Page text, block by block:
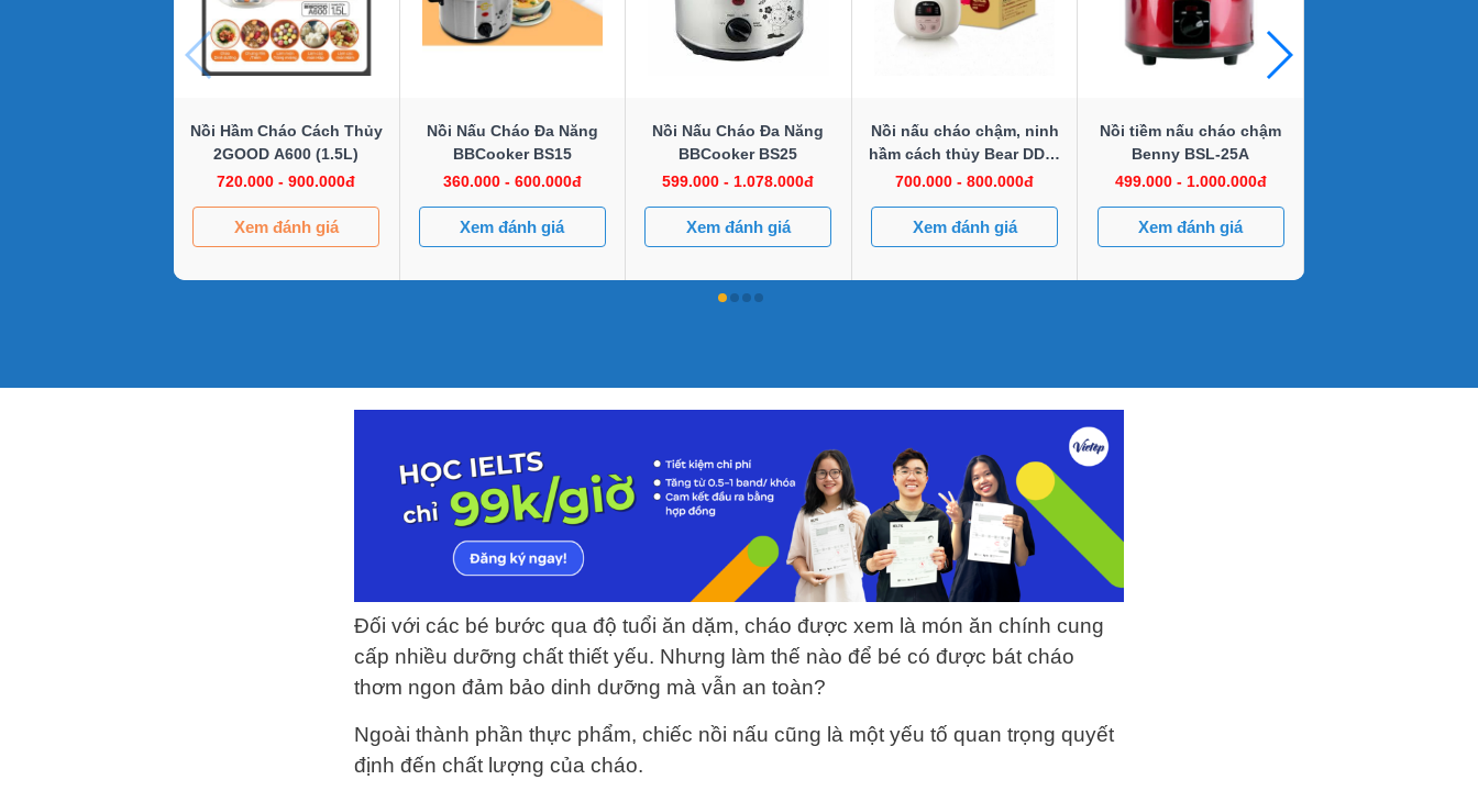
Nồi Hầm Cháo Cách Thủy
2GOOD A600 (1.5L)
720.000 - 900.000đ
Xem đánh giá
Nồi Nấu Cháo Đa Năng
BBCooker BS15
360.000 - 600.000đ
Xem đánh giá
Nồi Nấu Cháo Đa Năng
BBCooker BS25
599.000 - 1.078.000đ
Xem đánh giá
Nồi nấu cháo chậm, ninh
hầm cách thủy Bear DDZ-
B08C1
700.000 - 800.000đ
Xem đánh giá
Nồi tiềm nấu cháo chậm
Benny BSL-25A
499.000 - 1.000.000đ
Xem đánh giá
Đối với các bé bước qua độ tuổi ăn dặm, cháo được xem là món ăn chính cung
cấp nhiều dưỡng chất thiết yếu. Nhưng làm thế nào để bé có được bát cháo
thơm ngon đảm bảo dinh dưỡng mà vẫn an toàn?
Ngoài thành phần thực phẩm, chiếc nồi nấu cũng là một yếu tố quan trọng quyết
định đến chất lượng của cháo.